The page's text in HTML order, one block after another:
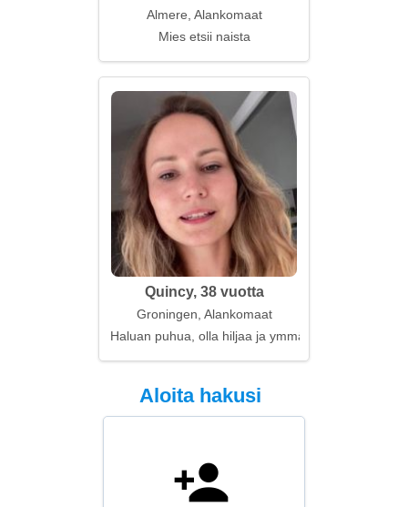
Almere, Alankomaat
Mies etsii naista
Quincy, 38 vuotta
Groningen, Alankomaat
Haluan puhua, olla hiljaa ja ymmärtää
Aloita hakusi